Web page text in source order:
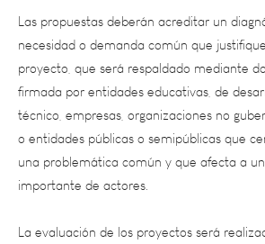
proyecto, que será respaldado mediante
firmada por entidades educativas, de
técnico, empresas, organizaciones no
o entidades públicas o semipúblicas
una problemática común y que afecta a
importante de actores.
La evaluación de los proyectos será realizada
especialistas de la Comisión Evaluadora,